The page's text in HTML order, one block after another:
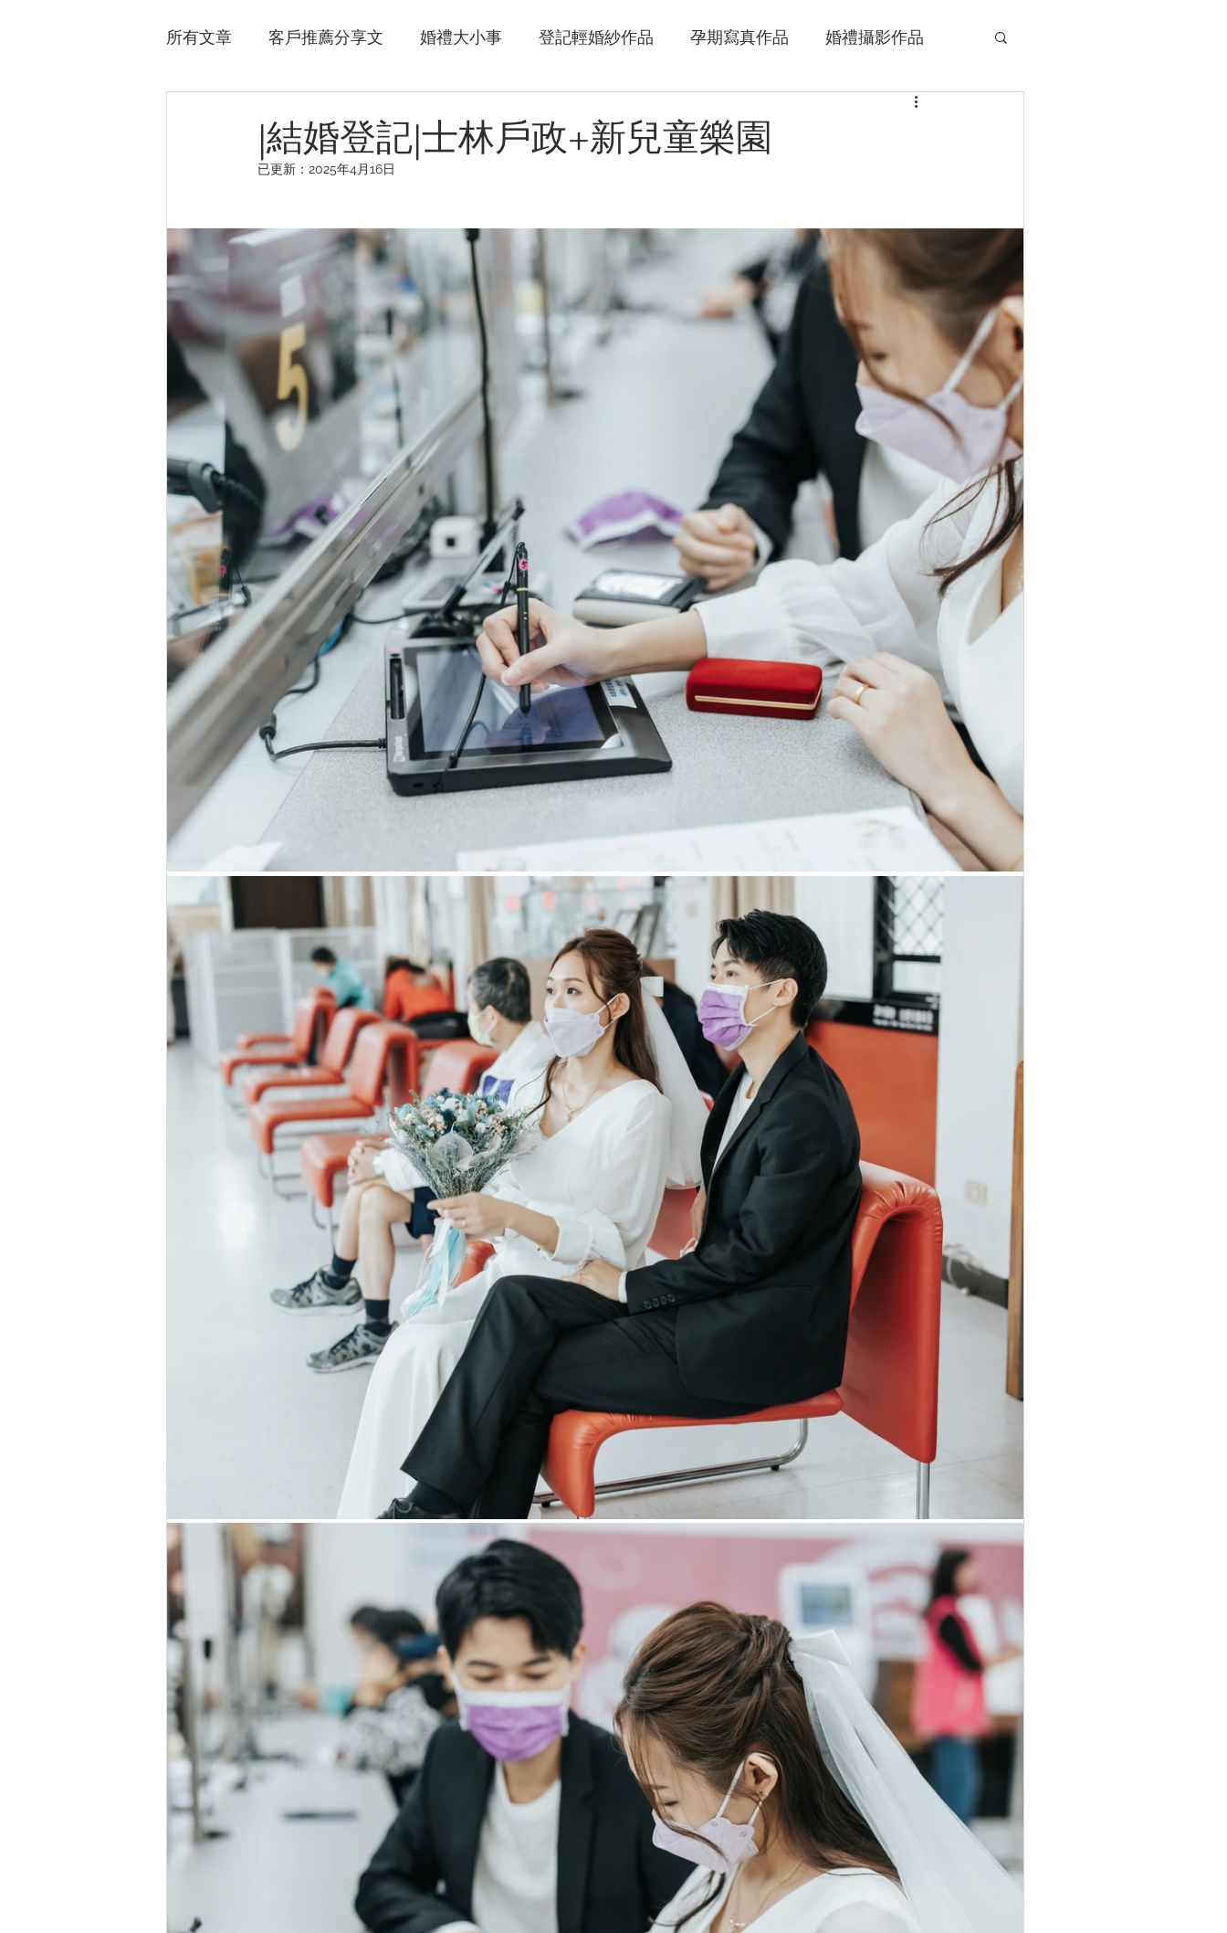
所有文章 客戶推薦分享文 婚禮大小事 登記輕婚紗作品 孕期寫真作品 婚禮攝影作品
|結婚登記|士林戶政+新兒童樂園
已更新： 2025年4月16日